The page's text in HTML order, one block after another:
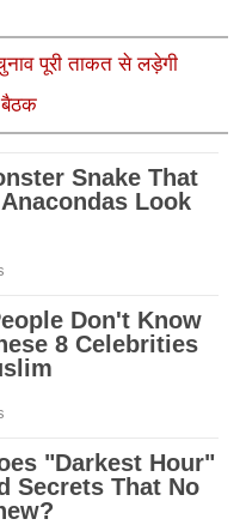
पूरी ताकत से लड़ेगी
बैठक